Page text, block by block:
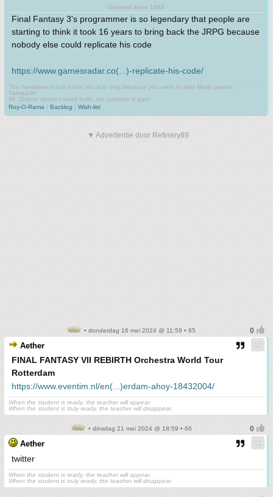
Doomed since 1889
Final Fantasy 3's programmer is so legendary that people are
starting to think it took 16 years to bring back the JRPG because
nobody else could replicate his code
https://www.gamesradar.co(...)-replicate-his-code/
The hardware is just a box you buy only because you want to play Mario games -
Yamauchi
Mr. Zurkon doesn't need bolts, his currency is pain
Roy-O-Rama
Backlog Wish-list
▼ Advertentie door Refinery89
• donderdag 16 mei 2024 @ 11:59 • 65
Aether
FINAL FANTASY VII REBIRTH Orchestra World Tour
Rotterdam
https://www.eventim.nl/en(...)erdam-ahoy-18432004/
When the student is ready, the teacher will appear.
When the student is truly ready, the teacher will disappear.
• dinsdag 21 mei 2024 @ 18:59 • 66
Aether
twitter
When the student is ready, the teacher will appear.
When the student is truly ready, the teacher will disappear.